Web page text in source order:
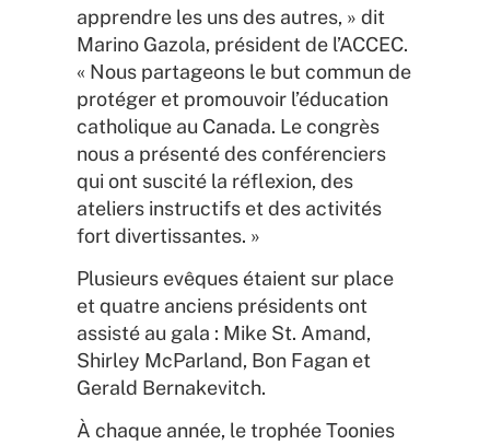
apprendre les uns des autres, » dit
Marino Gazola, président de l’ACCEC.
« Nous partageons le but commun de
protéger et promouvoir l’éducation
catholique au Canada. Le congrès
nous a présenté des conférenciers
qui ont suscité la réflexion, des
ateliers instructifs et des activités
fort divertissantes. »
Plusieurs evêques étaient sur place
et quatre anciens présidents ont
assisté au gala : Mike St. Amand,
Shirley McParland, Bon Fagan et
Gerald Bernakevitch.
À chaque année, le trophée Toonies